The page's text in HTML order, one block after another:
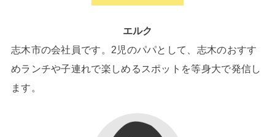
エルク
志木市の会社員です。2児のパパとして、志木のおすす
めランチや子連れで楽しめるスポットを等身大で発信し
ます。